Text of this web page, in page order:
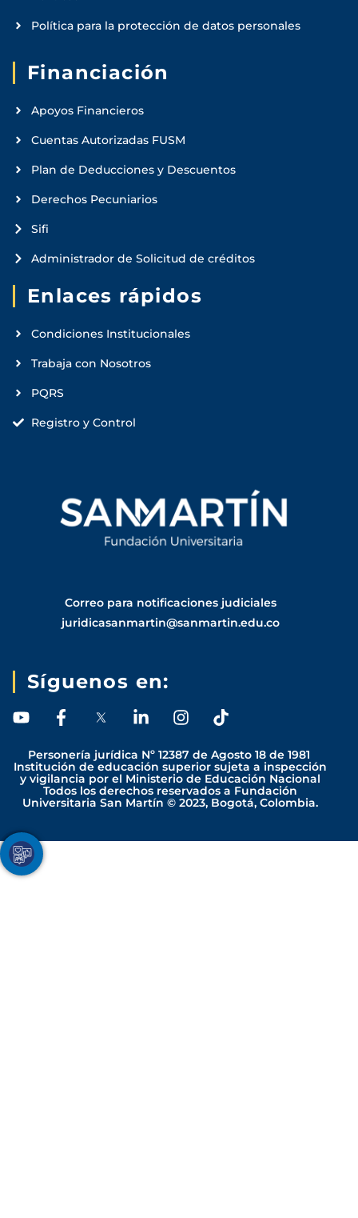
Política para la protección de datos personales
Financiación
Apoyos Financieros
Cuentas Autorizadas FUSM
Plan de Deducciones y Descuentos
Derechos Pecuniarios
Sifi
Administrador de Solicitud de créditos
Enlaces rápidos
Condiciones Institucionales
Trabaja con Nosotros
PQRS
Registro y Control
Correo para notificaciones judiciales
juridicasanmartin@sanmartin.edu.co
Síguenos en:
Y
u
t
u
b
F
c
e
b
o
L
n
k
e
d
I
s
t
a
g
T
k
t
o
k
Personería jurídica Nº 12387 de Agosto 18 de 1981
Institución de educación superior sujeta a inspección
y vigilancia por el Ministerio de Educación Nacional
Todos los derechos reservados a Fundación
Universitaria San Martín © 2023, Bogotá, Colombia.
Youtube
Facebook
Twitter
TikTok
Instagram